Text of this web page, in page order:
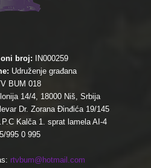
broj: IN000259
Udruženje građana
BUM 018
14/4, 18000 Niš, Srbija
Dr. Zorana Đinđića 19/145
Kalča 1. sprat lamela AI-4
995 0 995
rtvbum@hotmail.com